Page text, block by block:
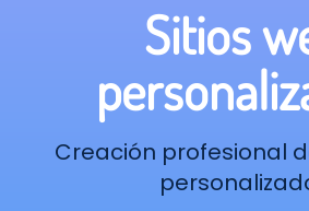
Sitios
Creación profesional